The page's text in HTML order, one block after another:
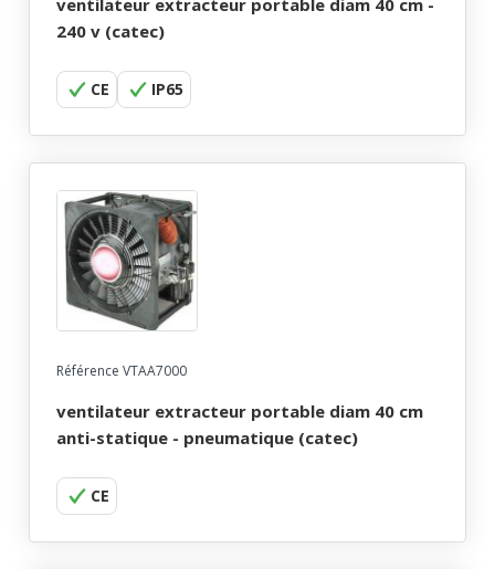
ventilateur extracteur portable diam 40 cm -
240 v (catec)
CE IP65
Référence VTAA7000
ventilateur extracteur portable diam 40 cm
anti-statique - pneumatique (catec)
CE